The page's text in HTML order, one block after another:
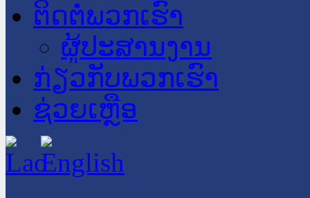
ຕິດຕໍ່ພວກເຮົາ
ຜູ້ປະສານງານ
ກ່ຽວກັບພວກເຮົາ
ຊ່ວຍເຫຼືອ